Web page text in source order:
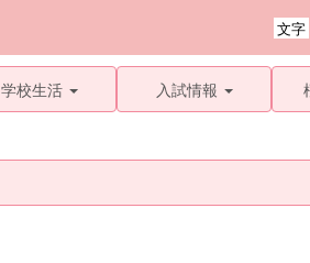
文字
学校生活 入試情報